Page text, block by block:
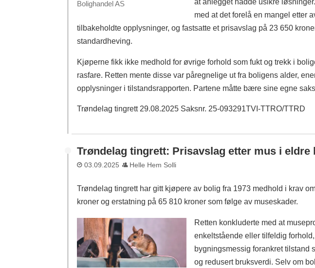
Bolighandel AS
med at det forelå en mangel etter
tilbakeholdte opplysninger, og fastsatte et prisavslag på 23 650
standardheving.
Kjøperne fikk ikke medhold for øvrige forhold som fukt og trekk i
rasfare. Retten mente disse var påregnelige ut fra boligens alder,
opplysninger i tilstandsrapporten. Partene måtte bære sine egne
Trøndelag tingrett 29.08.2025 Saksnr. 25-093291TVI-TTRO/TTRD
Trøndelag tingrett: Prisavslag etter mus i eldre
03.09.2025 Helle Hem Solli
Trøndelag tingrett har gitt kjøpere av bolig fra 1973 medhold i krav
kroner og erstatning på 65 810 kroner som følge av museskader.
Retten konkluderte med at
enkeltstående eller tilfeldig
bygningsmessig forankret tilstand
og redusert bruksverdi. Selv om